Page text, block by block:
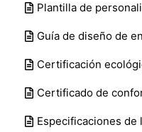
Plantilla de
Guía de diseño de
Certificación
Certificado de
Especificaciones de